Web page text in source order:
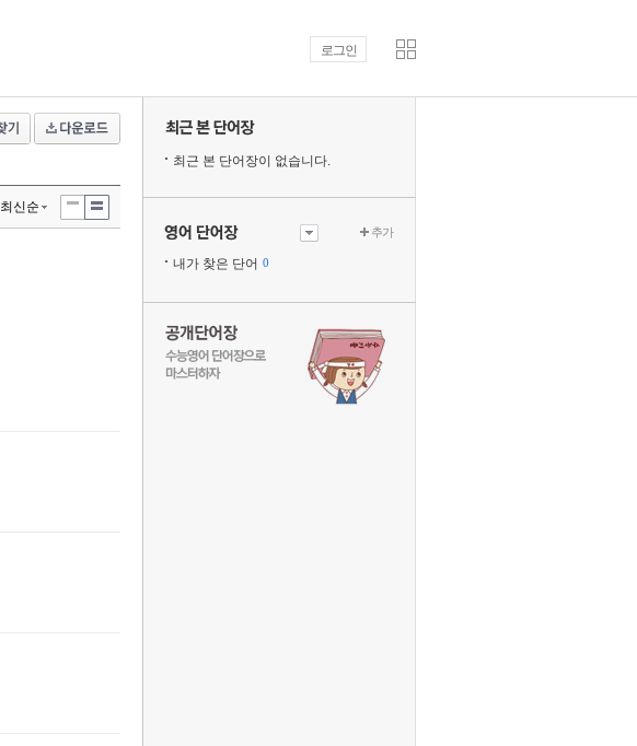
최신순
최근 본 단어장이 없습니다.
내가 찾은 단어 0
추가
로그인